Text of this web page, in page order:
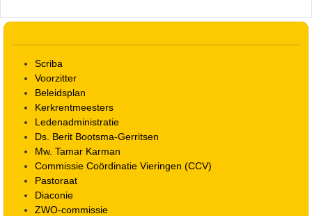
Scriba
Voorzitter
Beleidsplan
Kerkrentmeesters
Ledenadministratie
Ds. Berit Bootsma-Gerritsen
Mw. Tamar Karman
Commissie Coördinatie Vieringen (CCV)
Pastoraat
Diaconie
ZWO-commissie